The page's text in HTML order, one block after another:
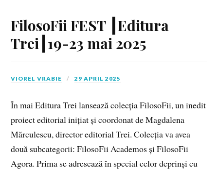
FilosoFii FEST ┃Editura
Trei┃19-23 mai 2025
VIOREL VRABIE 29 APRIL 2025
În mai Editura Trei lansează colecția FilosoFii, un inedit
proiect editorial inițiat și coordonat de Magdalena
Mărculescu, director editorial Trei. Colecția va avea
două subcategorii: FilosoFii Academos și FilosoFii
Agora. Prima se adresează în special celor deprinși cu